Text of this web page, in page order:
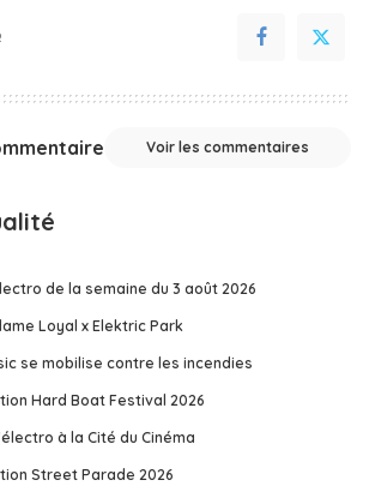
Voir les commentaires
de la semaine du 3 août 2026
Loyal x Elektric Park
se mobilise contre les incendies
Hard Boat Festival 2026
à la Cité du Cinéma
Street Parade 2026